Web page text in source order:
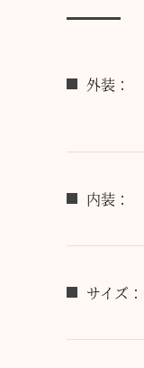
外装：
内装：
サイズ：